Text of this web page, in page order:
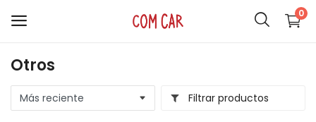
0
ACCESORIOS
Otros
Filtrar productos